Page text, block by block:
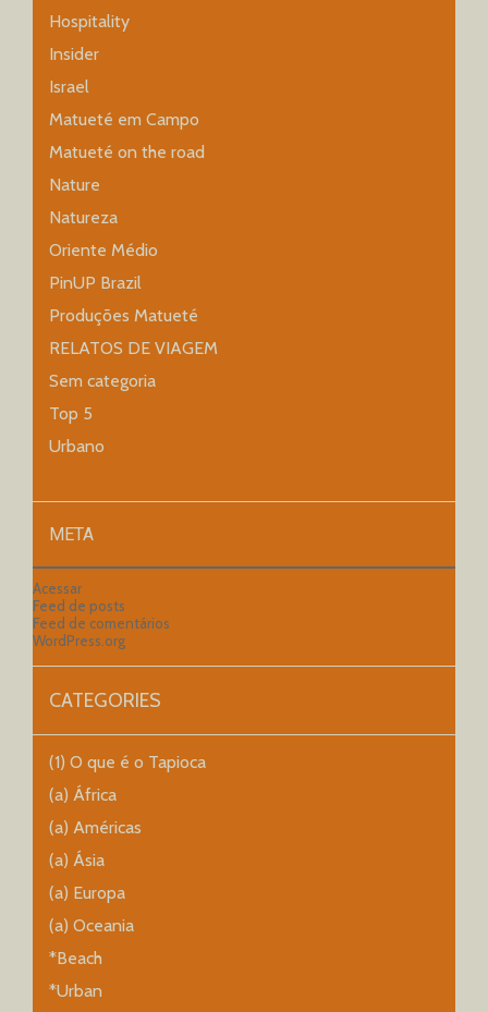
Hospitality
Insider
Israel
Matueté em Campo
Matueté on the road
Nature
Natureza
Oriente Médio
PinUP Brazil
Produções Matueté
RELATOS DE VIAGEM
Sem categoria
Top 5
Urbano
META
Acessar
Feed de posts
Feed de comentários
WordPress.org
CATEGORIES
(1) O que é o Tapioca
(a) África
(a) Américas
(a) Ásia
(a) Europa
(a) Oceania
*Beach
*Urban